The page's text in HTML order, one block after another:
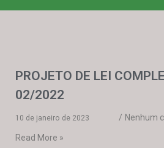
PROJETO DE LEI
02/2022
10 de janeiro de 2023 Nenhum
Read More »